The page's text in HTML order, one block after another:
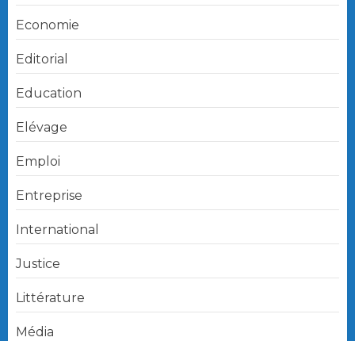
Economie
Editorial
Education
Elévage
Emploi
Entreprise
International
Justice
Littérature
Média